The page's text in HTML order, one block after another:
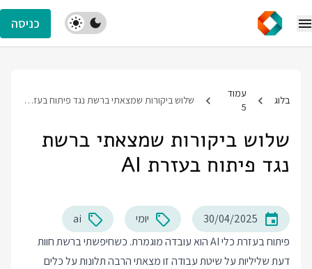
כניסה
בלוג
עמוד
5
שלוש ביקורות שמצאתי ברשת נגד פיתוח בעזרת AI
שלוש ביקורות שמצאתי ברשת
נגד פיתוח בעזרת AI
30/04/2025 יומי
ai
פיתוח בעזרת כלי AI הוא עובדה מוגמרת. כשחיפשתי ברשת חוות
דעת שליליות על שיטת עבודה זו מצאתי הרבה תלונות על כלים